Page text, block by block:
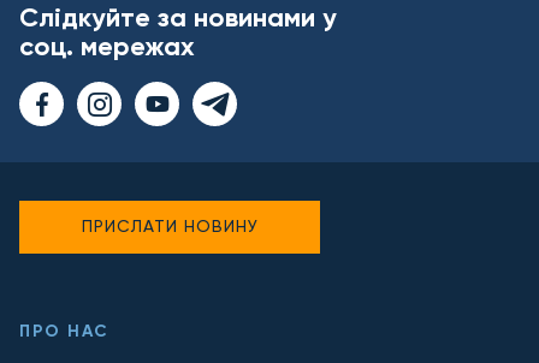
Слідкуйте за новинами у
соц. мережах
ПРО НАС
ПРИСЛАТИ НОВИНУ